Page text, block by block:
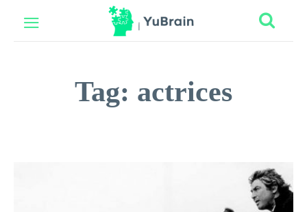
Tag: actrices